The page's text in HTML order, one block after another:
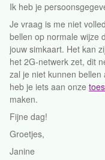
Ik heb je
Je vraag is me niet
bellen op normale wijze
jouw simkaart. Het kan
het 2G-netwerk zet, dit
zal je niet kunnen
heb je iets aan onze
maken.
Fijne dag!
Groetjes,
Janine